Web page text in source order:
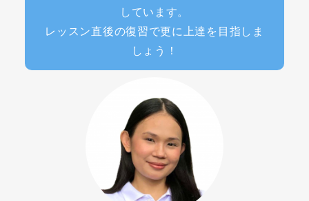
しています。
レッスン直後の復習で更に上達を目指しま
しょう！